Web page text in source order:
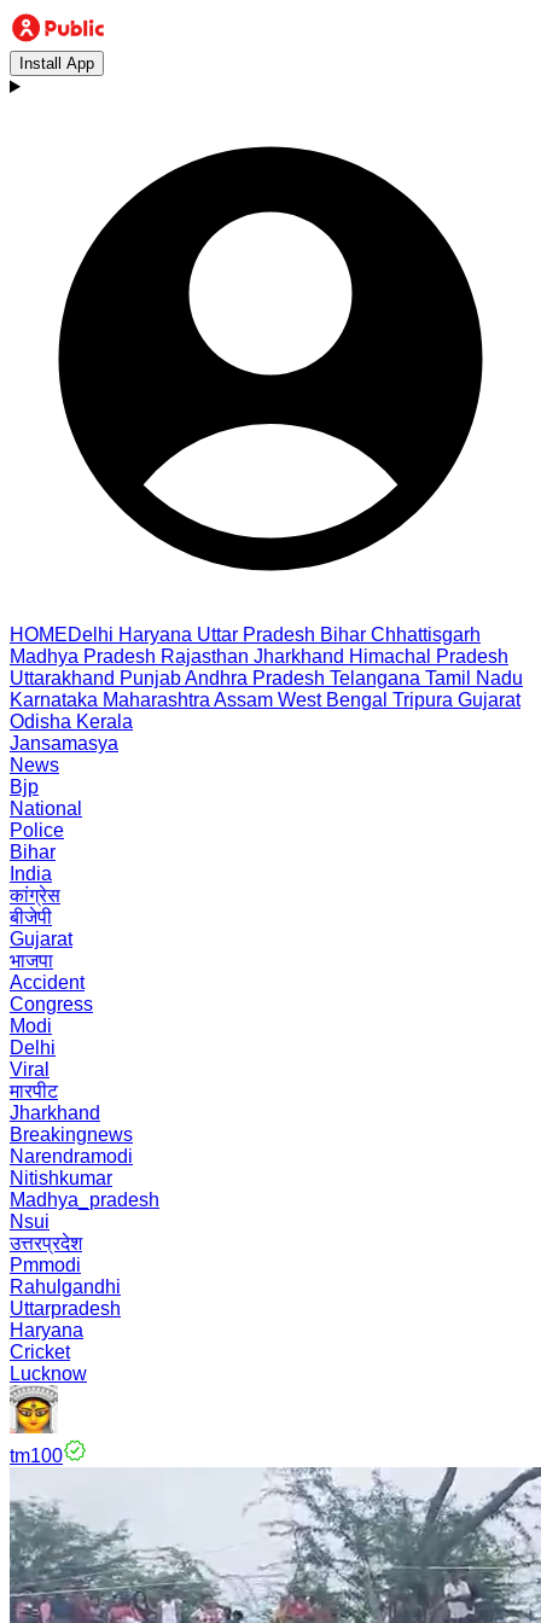
Install App
HOMEDelhi Haryana Uttar Pradesh Bihar Chhattisgarh
Madhya Pradesh Rajasthan Jharkhand Himachal Pradesh
Uttarakhand PunjabAndhra Pradesh Telangana Tamil Nadu
Karnataka Maharashtra Assam West Bengal Tripura Gujarat
Odisha Kerala
Jansamasya
News
Bjp
National
Police
Bihar
India
कांग्रेस
बीजेपी
Gujarat
भाजपा
Accident
Congress
Modi
Delhi
Viral
मारपीट
Jharkhand
Breakingnews
Narendramodi
Nitishkumar
Madhya_pradesh
Nsui
उत्तरप्रदेश
Pmmodi
Rahulgandhi
Uttarpradesh
Haryana
Cricket
Lucknow
tm100